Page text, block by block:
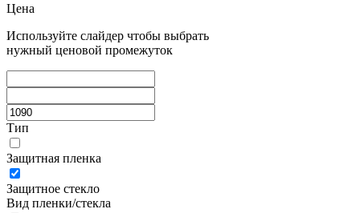
Цена
Используйте слайдер чтобы выбрать
нужный ценовой промежуток
Тип
Защитная пленка
Защитное стекло
Вид пленки/стекла